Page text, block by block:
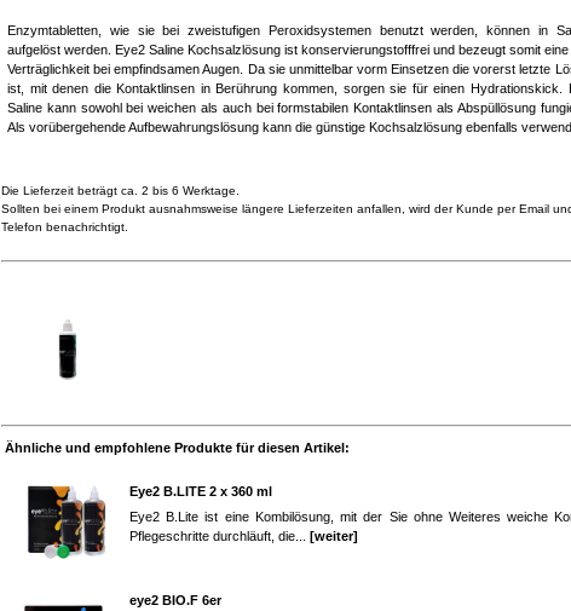
Enzymtabletten, wie sie bei zweistufigen Peroxidsystemen benutzt werden, können in
aufgelöst werden. Eye2 Saline Kochsalzlösung ist konservierungstofffrei und bezeugt somit
Verträglichkeit bei empfindsamen Augen. Da sie unmittelbar vorm Einsetzen die vorerst letzte
ist, mit denen die Kontaktlinsen in Berührung kommen, sorgen sie für einen Hydrationskick.
Saline kann sowohl bei weichen als auch bei formstabilen Kontaktlinsen als Abspüllösung
Als vorübergehende Aufbewahrungslösung kann die günstige Kochsalzlösung ebenfalls
Die Lieferzeit beträgt ca. 2 bis 6 Werktage.
Sollten bei einem Produkt ausnahmsweise längere Lieferzeiten anfallen, wird der Kunde per Email
Telefon benachrichtigt.
Ähnliche und empfohlene Produkte für diesen Artikel:
Eye2 B.LITE 2 x 360 ml
Eye2 B.Lite ist eine Kombilösung, mit der Sie ohne Weiteres weiche
Pflegeschritte durchläuft, die... [weiter]
eye2 BIO.F 6er